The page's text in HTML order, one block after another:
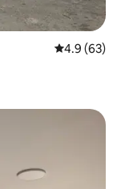
Penarafan
4.9 (63)